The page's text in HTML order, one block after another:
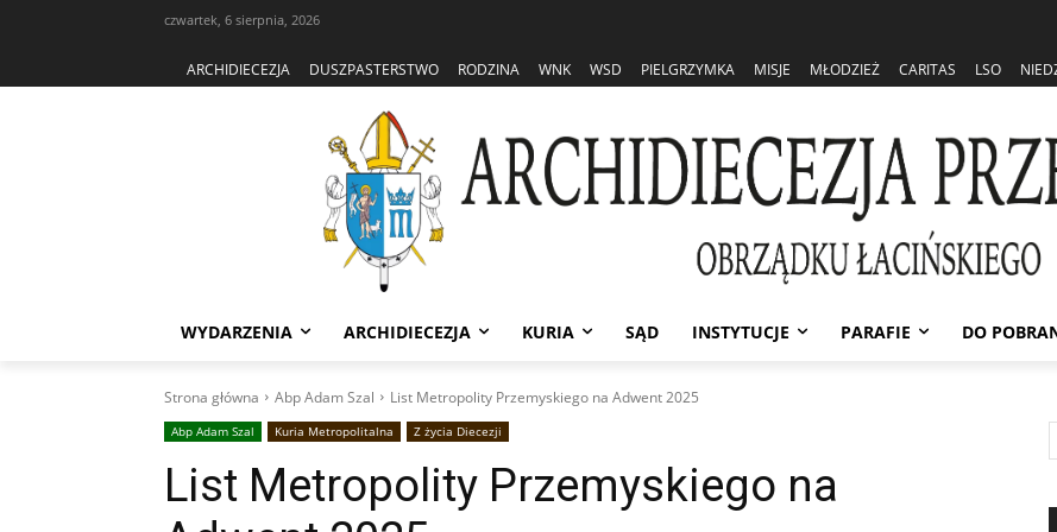
czwartek, 6 sierpnia, 2026
ARCHIDIECEZJA DUSZPASTERSTWO RODZINA WNK WSD PIELGRZYMKA MISJE MŁODZIEŻ CARITAS LSO
WYDARZENIA ARCHIDIECEZJA KURIA SĄD INSTYTUCJE PARAFIE DO
Strona główna Abp Adam Szal List Metropolity Przemyskiego na Adwent 2025
Abp Adam Szal Kuria Metropolitalna Z życia Diecezji
List Metropolity Przemyskiego na